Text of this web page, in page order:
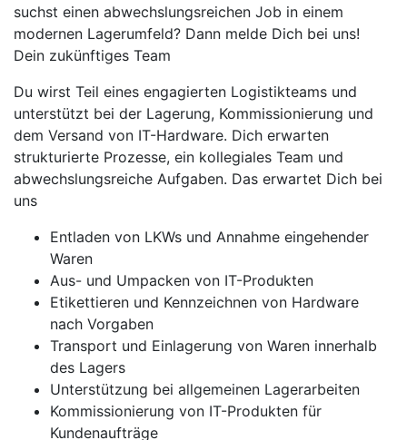
suchst einen abwechslungsreichen Job in einem
modernen Lagerumfeld? Dann melde Dich bei uns!
Dein zukünftiges Team
Du wirst Teil eines engagierten Logistikteams und
unterstützt bei der Lagerung, Kommissionierung und
dem Versand von IT-Hardware. Dich erwarten
strukturierte Prozesse, ein kollegiales Team und
abwechslungsreiche Aufgaben. Das erwartet Dich bei
uns
Entladen von LKWs und Annahme eingehender
Waren
Aus- und Umpacken von IT-Produkten
Etikettieren und Kennzeichnen von Hardware
nach Vorgaben
Transport und Einlagerung von Waren innerhalb
des Lagers
Unterstützung bei allgemeinen Lagerarbeiten
Kommissionierung von IT-Produkten für
Kundenaufträge